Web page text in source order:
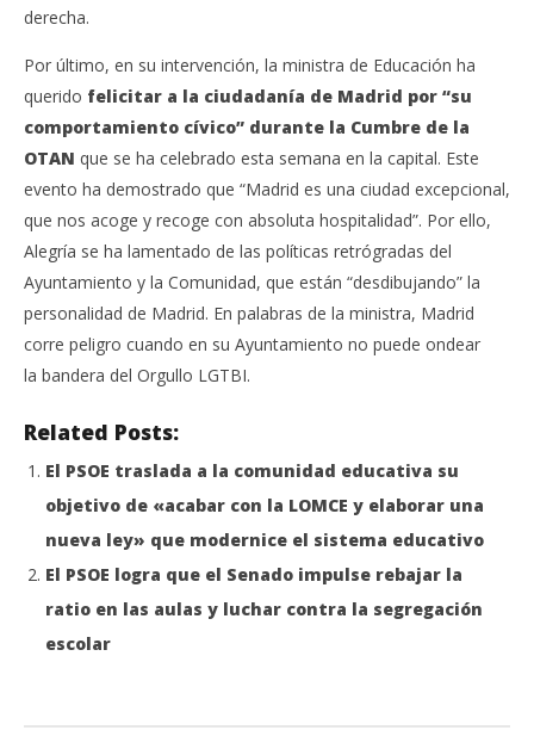
derecha.
Por último, en su intervención, la ministra de Educación ha
querido felicitar a la ciudadanía de Madrid por “su
comportamiento cívico” durante la Cumbre de la
OTAN que se ha celebrado esta semana en la capital. Este
evento ha demostrado que “Madrid es una ciudad excepcional,
que nos acoge y recoge con absoluta hospitalidad”. Por ello,
Alegría se ha lamentado de las políticas retrógradas del
Ayuntamiento y la Comunidad, que están “desdibujando” la
personalidad de Madrid. En palabras de la ministra, Madrid
corre peligro cuando en su Ayuntamiento no puede ondear
la bandera del Orgullo LGTBI.
Related Posts:
El PSOE traslada a la comunidad educativa su
objetivo de «acabar con la LOMCE y elaborar una
nueva ley» que modernice el sistema educativo
El PSOE logra que el Senado impulse rebajar la
ratio en las aulas y luchar contra la segregación
escolar